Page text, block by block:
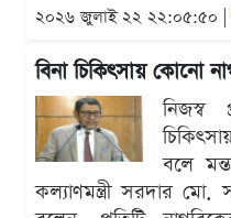
২০২৬ জুলাই ২২ ২২:০৫:৫০ |
বিনা চিকিৎসায় কোনো
নিজস্ব
বলে
কল্যাণমন্ত্রী সরদার